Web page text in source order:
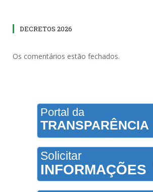
DECRETOS 2026
Os comentários estão fechados.
Portal da
TRANSPARÊNCIA
Solicitar
INFORMAÇÕES